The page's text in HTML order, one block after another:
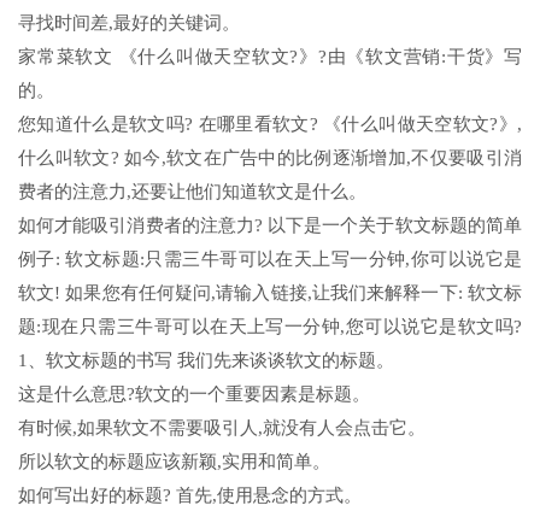
寻找时间差,最好的关键词。
家常菜软文 《什么叫做天空软文?》?由《软文营销:干货》写
的。
您知道什么是软文吗? 在哪里看软文? 《什么叫做天空软文?》,
什么叫软文? 如今,软文在广告中的比例逐渐增加,不仅要吸引消
费者的注意力,还要让他们知道软文是什么。
如何才能吸引消费者的注意力? 以下是一个关于软文标题的简单
例子: 软文标题:只需三牛哥可以在天上写一分钟,你可以说它是
软文! 如果您有任何疑问,请输入链接,让我们来解释一下: 软文标
题:现在只需三牛哥可以在天上写一分钟,您可以说它是软文吗?
1、软文标题的书写 我们先来谈谈软文的标题。
这是什么意思?软文的一个重要因素是标题。
有时候,如果软文不需要吸引人,就没有人会点击它。
所以软文的标题应该新颖,实用和简单。
如何写出好的标题? 首先,使用悬念的方式。